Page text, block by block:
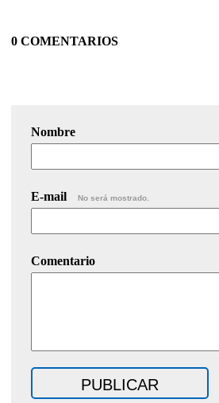
0 COMENTARIOS
Nombre
E-mail No será mostrado.
Comentario